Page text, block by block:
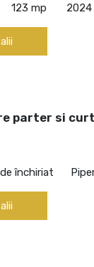
123 mp 2024
parter si
închiriat